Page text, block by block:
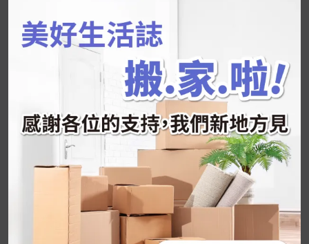
韓國人為什麼不容易胖？
推的MZ Diet ！
好吃的蛋白點心還有好玩的運動小遊戲！今年過
年已經等不及帶這盒跟我的親戚、朋友們一起分
享～
2026 過年禮盒推薦｜五款百元健康伴手禮
停用猛健樂後會反彈嗎？作用解析＋停藥後體重
維持全攻略
公主營養師：飲食改變也是能快樂執行的！6 個
你一定要知道的技巧